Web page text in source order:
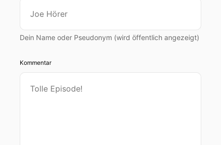
Dein Name oder Pseudonym (wird öffentlich angezeigt)
Kommentar